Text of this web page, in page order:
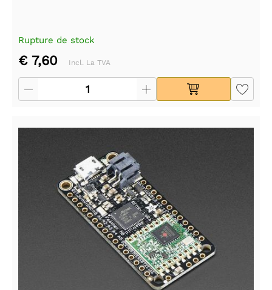
Rupture de stock
€ 7,60 Incl. La TVA